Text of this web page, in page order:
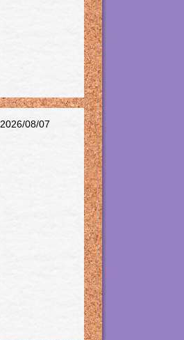
2026/08/07